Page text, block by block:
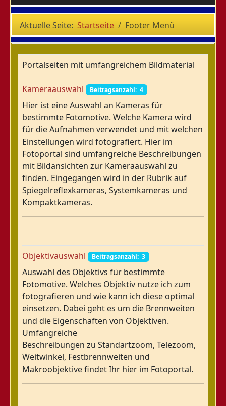
Aktuelle Seite: Startseite Footer Menü
Portalseiten mit umfangreichem Bildmaterial
Kameraauswahl Beitragsanzahl: 4
Hier ist eine Auswahl an Kameras für
bestimmte Fotomotive. Welche Kamera wird
für die Aufnahmen verwendet und mit welchen
Einstellungen wird fotografiert. Hier im
Fotoportal sind umfangreiche Beschreibungen
mit Bildansichten zur Kameraauswahl zu
finden. Eingegangen wird in der Rubrik auf
Spiegelreflexkameras, Systemkameras und
Kompaktkameras.
Objektivauswahl Beitragsanzahl: 3
Auswahl des Objektivs für bestimmte
Fotomotive. Welches Objektiv nutze ich zum
fotografieren und wie kann ich diese optimal
einsetzen. Dabei geht es um die Brennweiten
und die Eigenschaften von Objektiven.
Umfangreiche
Beschreibungen zu Standartzoom, Telezoom,
Weitwinkel, Festbrennweiten und
Makroobjektive findet Ihr hier im Fotoportal.